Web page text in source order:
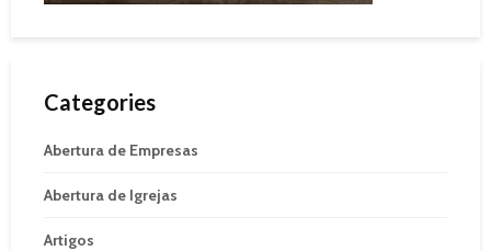
Categories
Abertura de Empresas
Abertura de Igrejas
Artigos